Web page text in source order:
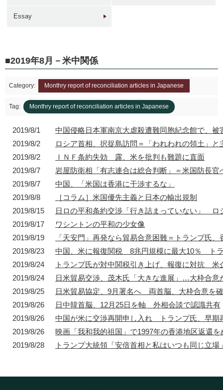
東京 日本橋
1872年
北京 前門
1872年8月〜10月
台北 衡陽路
1895年
ソウル 南大門
1904年
Essay
2019年8月－米中関係
Category: Monthry report of reconciliation articles in Japanese
Tag: Monthry report of reconciliation articles in Japanese
2019/8/1
中国侵略日本軍南京大虐殺遭難同胞紀念館で、被
2019/8/2
ロシア首相、択捉島訪問＝「われわれの領土」
2019/8/2
ＩＮＦ条約失効 露、米を批判も難題に直面
2019/8/7
岩屋防衛相「有志連合は総合判断」＝米国防長
2019/8/7
中国、「米国は香港に干渉するな」
2019/8/8
［コラム］米国優先主義と日本の輸出規制
2019/8/15
日ロの平和条約交渉「行き詰まっていない」 ロ
2019/8/17
ワシントンの平和の少女像
2019/8/19
「天安門」再発なら貿易合意困難＝トランプ氏
2019/8/23
中国、米に報復関税 8兆円規模に最大10％ ト
2019/8/24
トランプ氏が対中関税引き上げ、報復に対抗 米
2019/8/24
日米貿易交渉、茂木氏「大きな進展」…大枠合意
2019/8/25
日米貿易協定、9月署名へ 両首脳、大枠合意を
2019/8/26
日中韓首脳、12月25日を軸 外相会談で認識共有
2019/8/26
中国が米に交渉再開申し入れ トランプ氏、早期
2019/8/26
映画「我和我的祖国」で1997年の香港地区返還
2019/8/28
トランプ大統領「安倍首相と私はいつも同じ立